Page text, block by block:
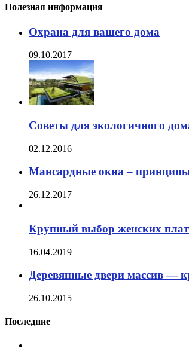
Полезная информация
Охрана для вашего дома
09.10.2017
Советы для экологичного
02.12.2016
Мансардные окна –
26.12.2017
Крупный выбор женских
16.04.2019
Деревянные двери массив —
26.10.2015
Последние